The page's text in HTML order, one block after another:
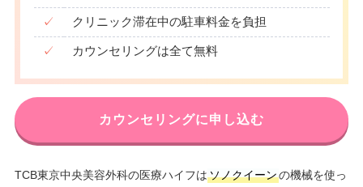
✓ クリニック滞在中の駐車料金を負担
✓ カウンセリングは全て無料
カウンセリングに申し込む
TCB東京中央美容外科の医療ハイフはソノクイーンの機械を使っ